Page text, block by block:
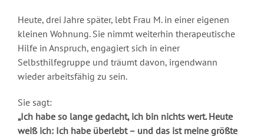
Heute, drei Jahre später, lebt Frau M. in einer eigenen
kleinen Wohnung. Sie nimmt weiterhin therapeutische
Hilfe in Anspruch, engagiert sich in einer
Selbsthilfegruppe und träumt davon, irgendwann
wieder arbeitsfähig zu sein.
Sie sagt:
„Ich habe so lange gedacht, ich bin nichts wert. Heute
weiß ich: Ich habe überlebt – und das ist meine größte